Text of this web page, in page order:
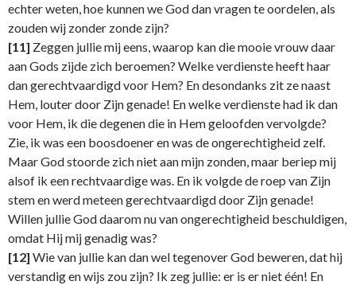
echter weten, hoe kunnen we God dan vragen te oordelen, als
zouden wij zonder zonde zijn?
[11] Zeggen jullie mij eens, waarop kan die mooie vrouw daar
aan Gods zijde zich beroemen? Welke verdienste heeft haar
dan gerechtvaardigd voor Hem? En desondanks zit ze naast
Hem, louter door Zijn genade! En welke verdienste had ik dan
voor Hem, ik die degenen die in Hem geloofden vervolgde?
Zie, ik was een boosdoener en was de ongerechtigheid zelf.
Maar God stoorde zich niet aan mijn zonden, maar beriep mij
alsof ik een rechtvaardige was. En ik volgde de roep van Zijn
stem en werd meteen gerechtvaardigd door Zijn genade!
Willen jullie God daarom nu van ongerechtigheid beschuldigen,
omdat Hij mij genadig was?
[12] Wie van jullie kan dan wel tegenover God beweren, dat hij
verstandig en wijs zou zijn? Ik zeg jullie: er is er niet één! En